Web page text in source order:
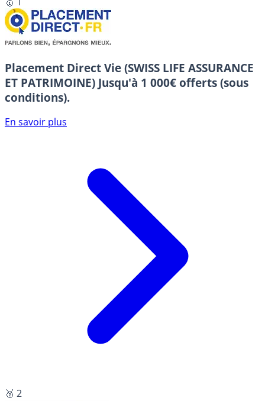
Placement Direct Vie (SWISS LIFE ASSURANCE
ET PATRIMOINE) Jusqu'à 1 000€ offerts (sous
conditions).
En savoir plus
🥈 2